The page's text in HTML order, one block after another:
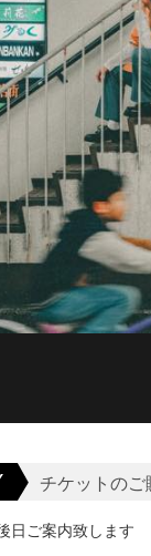
チケットのご
日ご案内致します